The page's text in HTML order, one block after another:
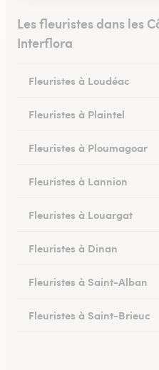
Les fleuristes dans les
Interflora
Fleuristes à Loudéac
Fleuristes à Plaintel
Fleuristes à Ploumagoar
Fleuristes à Lannion
Fleuristes à Louargat
Fleuristes à Dinan
Fleuristes à Saint-Alban
Fleuristes à Saint-Brieuc